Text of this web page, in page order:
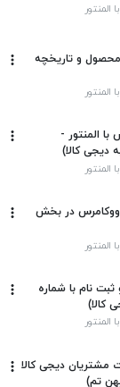
و تاریخچه
المنتور -
دیجی کالا)
در بخش
نام با شماره
کالا)
دیجی کالا
تم)